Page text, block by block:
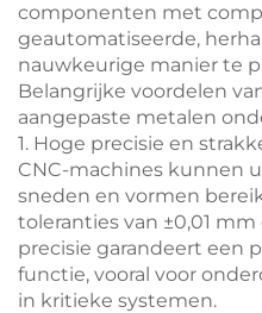
componenten met
geautomatiseerde,
nauwkeurige manier te
Belangrijke voordelen
aangepaste metalen
1. Hoge precisie en
CNC-machines kunnen
sneden en vormen
toleranties van ±0,01
precisie garandeert een
functie, vooral voor
in kritieke systemen.